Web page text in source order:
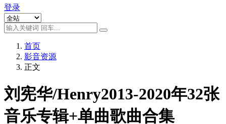
登录
首页
影音资源
正文
刘宪华/Henry2013-2020年32张
音乐专辑+单曲歌曲合集